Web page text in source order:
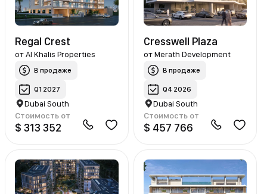
Regal Crest
отAl Khalis Properties
В продаже
Q1 2027
Dubai South
Стоимость от
$ 313 352
Cresswell Plaza
от Merath Development
В продаже
Q4 2026
Dubai South
Стоимость от
$ 457 766